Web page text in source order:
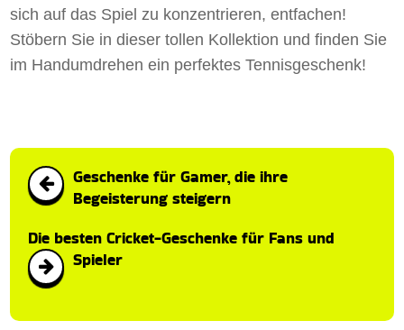
sich auf das Spiel zu konzentrieren, entfachen!
Stöbern Sie in dieser tollen Kollektion und finden Sie
im Handumdrehen ein perfektes Tennisgeschenk!
Geschenke für Gamer, die ihre
Begeisterung steigern
Die besten Cricket-Geschenke für Fans und
Spieler